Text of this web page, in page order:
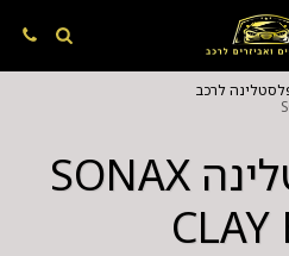
לרכב
דיסק פלסטלינה SONAX
CLAY